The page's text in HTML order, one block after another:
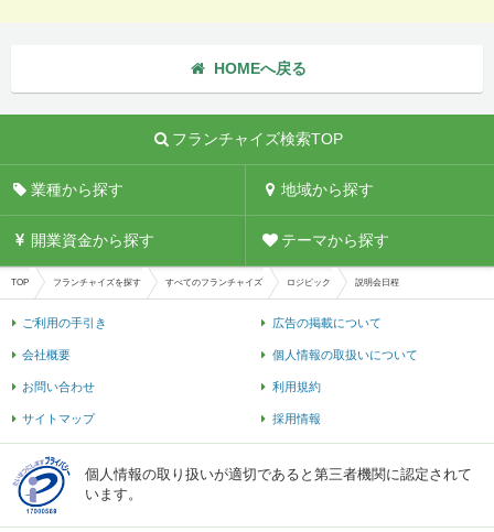
HOMEへ戻る
フランチャイズ検索TOP
業種から探す 地域から探す
開業資金から探す テーマから探す
TOP フランチャイズを探す すべてのフランチャイズ ロジピック 説明会日程
ご利用の手引き 広告の掲載について
会社概要 個人情報の取扱いについて
お問い合わせ 利用規約
サイトマップ 採用情報
個人情報の取り扱いが適切であると第三者機関に認定されて
います。